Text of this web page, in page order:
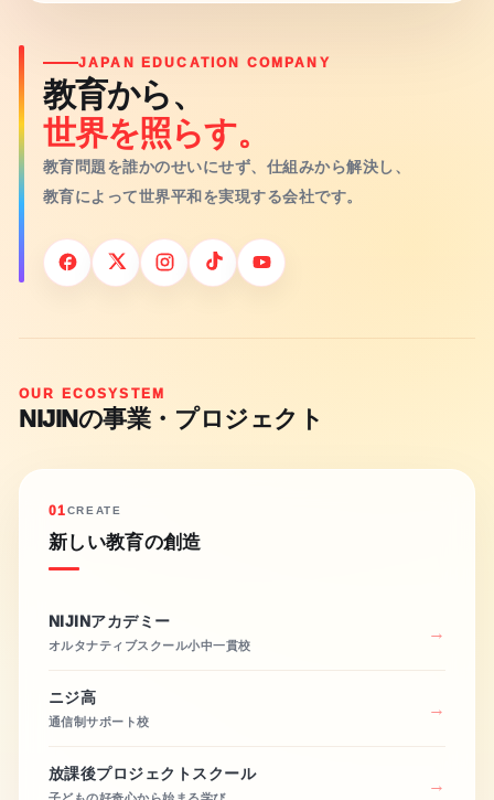
JAPAN EDUCATION COMPANY
教育から、
世界を照らす。
教育問題を誰かのせいにせず、仕組みから解決し、
教育によって世界平和を実現する会社です。
OUR ECOSYSTEM
NIJINの事業・プロジェクト
01CREATE
新しい教育の創造
NIJINアカデミー
オルタナティブスクール小中一貫校
ニジ高
通信制サポート校
放課後プロジェクトスクール